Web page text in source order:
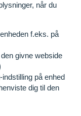
når du
f.eks. på
givne webside
på enhed
dig til den